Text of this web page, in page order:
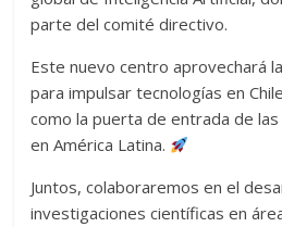
parte del comité directivo.
Este nuevo centro aprovechará
para impulsar tecnologías en
como la puerta de entrada de
en América Latina.
Juntos, colaboraremos en el
investigaciones científicas en